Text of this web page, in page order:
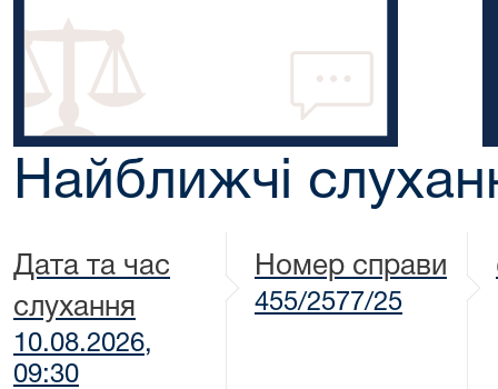
Найближчі
Дата та час
слухання
10.08.2026,
09:30
Номер справи
455/2577/25